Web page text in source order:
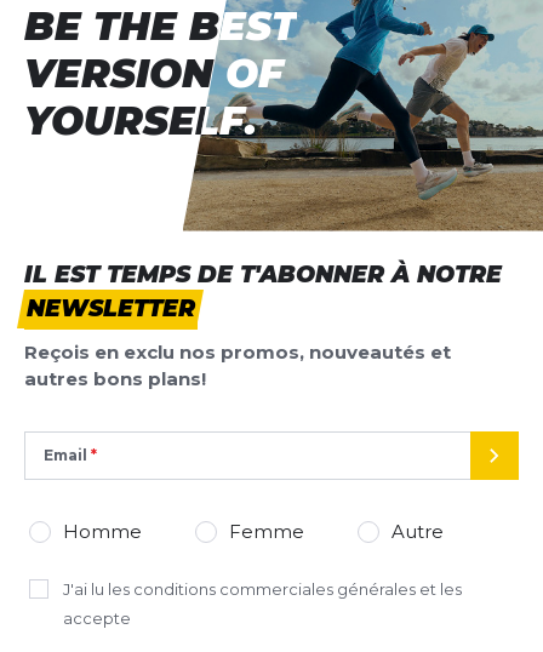
IL EST TEMPS DE T'ABONNER À NOTRE
NEWSLETTER
Reçois en exclu nos promos, nouveautés et
autres bons plans!
Email
Homme Femme Autre
J'ai lu les conditions commerciales générales et les
accepte
BE THE BEST
VERSION OF
YOURSELF.
BE THE BEST
VERSION OF
YOURSELF.